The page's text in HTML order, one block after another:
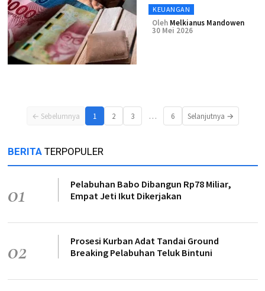
KEUANGAN
Oleh Melkianus Mandowen
30 Mei 2026
← Sebelumnya 1 2 3 … 6 Selanjutnya →
BERITA TERPOPULER
01
Pelabuhan Babo Dibangun Rp78 Miliar,
Empat Jeti Ikut Dikerjakan
02
Prosesi Kurban Adat Tandai Ground
Breaking Pelabuhan Teluk Bintuni